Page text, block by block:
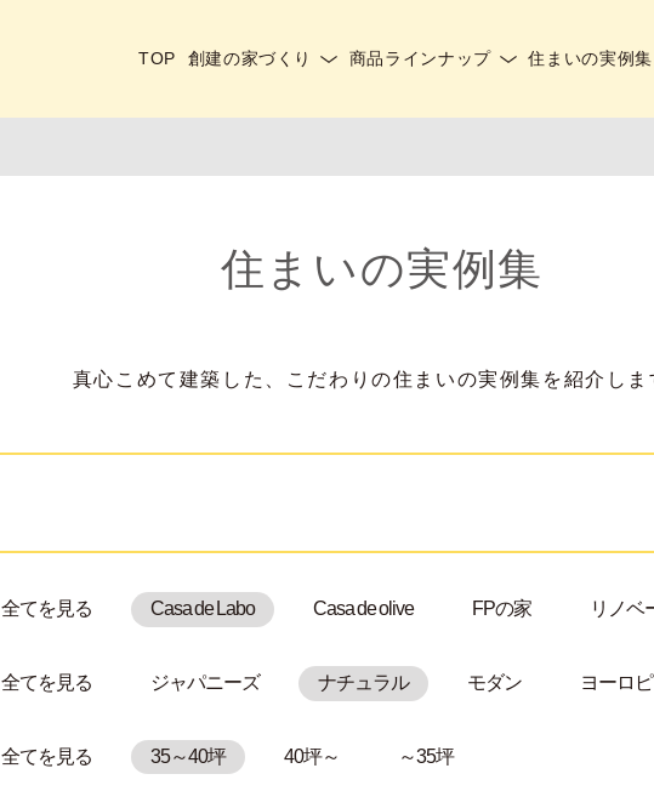
TOP 創建の家づくり 商品ラインナップ 住まいの実例集
住まいの実例集
真心こめて建築した、こだわりの住まいの実例集を紹介しま
全てを見る Casa de Labo Casa de olive FPの家 リノベ
全てを見る ジャパニーズ ナチュラル モダン ヨーロ
全てを見る 35～40坪 40坪～ ～35坪